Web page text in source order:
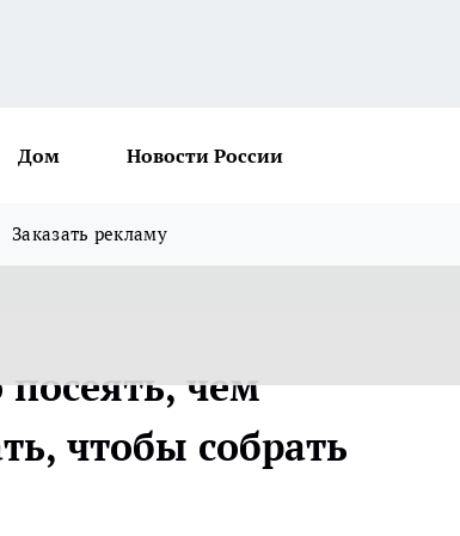
Дом Новости России
Заказать рекламу
чем
чтобы собрать